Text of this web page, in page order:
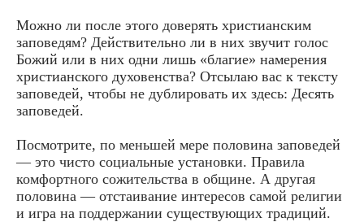
Можно ли после этого доверять христианским
заповедям? Действительно ли в них звучит голос
Божий или в них одни лишь «благие» намерения
христианского духовенства? Отсылаю вас к тексту
заповедей, чтобы не дублировать их здесь: Десять
заповедей.
Посмотрите, по меньшей мере половина заповедей
— это чисто социальные установки. Правила
комфортного сожительства в общине. А другая
половина — отстаивание интересов самой религии
и игра на поддержании существующих традиций.